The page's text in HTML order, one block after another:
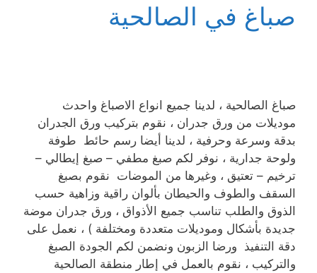
صباغ في الصالحية
صباغ الصالحية ، لدينا جميع انواع الاصباغ واحدث
موديلات من ورق جدران ، نقوم بتركيب ورق الجدران
بدقة وسرعة وحرفية ، لدينا أيضا رسم حائط طوفة
ولوحة جدارية ، نوفر لكم صبغ مطفي – صبغ إيطالي –
ترخيم – تعتيق ، وغيرها من الموضات نقوم بصبغ
السقف والطوف والحيطان بألوان راقية وزاهية حسب
الذوق والطلب تناسب جميع الأذواق ، ورق جدران موضة
جديدة بأشكال وموديلات متعددة ومختلفة ) ، نعمل على
دقة التنفيذ ورضا الزبون ونضمن لكم الجودة الصبغ
والتركيب ، نقوم بالعمل في إطار منطقة الصالحية